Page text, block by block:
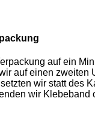
auf ein
auf einen zweiten
wir statt des
wir Klebeband